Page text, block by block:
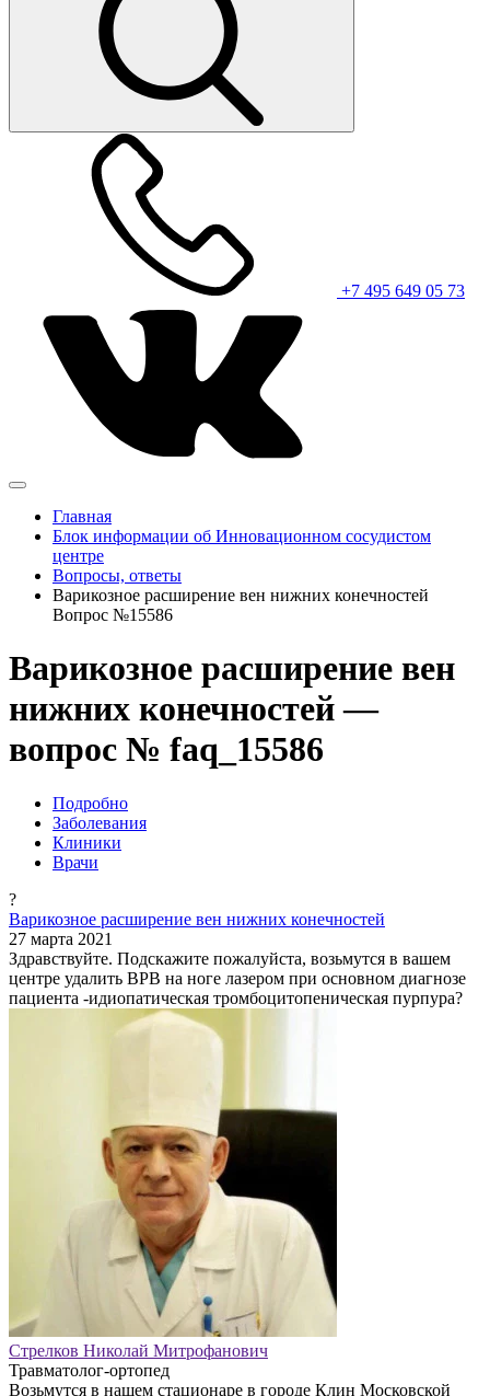
+7 495 649 05 73
Главная
Блок информации об Инновационном сосудистом
центре
Вопросы, ответы
Варикозное расширение вен нижних конечностей
Вопрос №15586
Варикозное расширение вен
нижних конечностей —
вопрос № faq_15586
Подробно
Заболевания
Клиники
Врачи
?
Варикозное расширение вен нижних конечностей
27 марта 2021
Здравствуйте. Подскажите пожалуйста, возьмутся в вашем
центре удалить ВРВ на ноге лазером при основном диагнозе
пациента -идиопатическая тромбоцитопеническая пурпура?
Стрелков Николай Митрофанович
Травматолог-ортопед
Возьмутся в нашем стационаре в городе Клин Московской